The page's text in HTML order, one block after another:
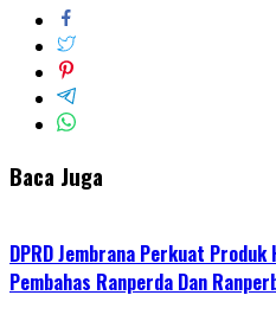
Baca Juga
DPRD Jembrana Perkuat Produk
Pembahas Ranperda Dan